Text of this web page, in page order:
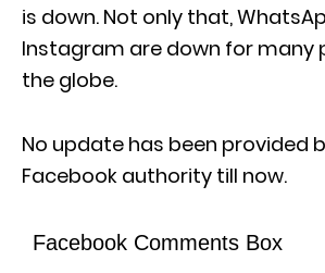
is down. Not only that,
Instagram are down for many
the globe.
No update has been provided
Facebook authority till now.
Facebook Comments Box